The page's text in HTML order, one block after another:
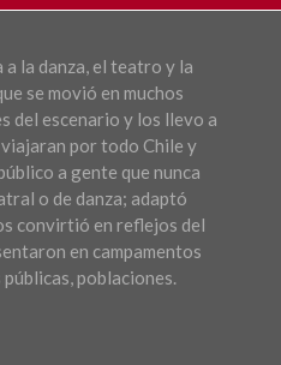
la danza, el teatro y la
se movió en muchos
del escenario y los llevo a
por todo Chile y
a gente que nunca
o de danza; adaptó
convirtió en reflejos del
en campamentos
poblaciones.